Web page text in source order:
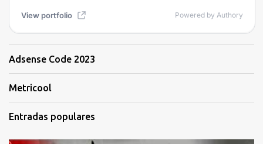
Adsense Code 2023
Metricool
Entradas populares